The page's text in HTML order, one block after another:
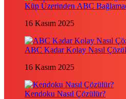
Küp Üzerinden ABC
16 Kasım 2025
ABC Kadar Kolay Nasıl
16 Kasım 2025
Kendoku Nasıl Çözülür?